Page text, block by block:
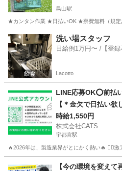
烏山駅
★カンタン作業 ★日払いOK ★寮費無料（規定
栃木 那須烏山市 烏山駅 仕分け
洗い場スタッフ
日給例1万円〜 /【登
Lacotto
LINE応募OK⭕️前払
【＊金欠で日払い
いOK🏠＊】今年の
💯 -宇都宮
時給1,550円
株式会社CATS
宇都宮駅
🔥2026年は、製造業界がとにかく熱い🔥
宇都宮駅 仕分け
【今の環境を変え